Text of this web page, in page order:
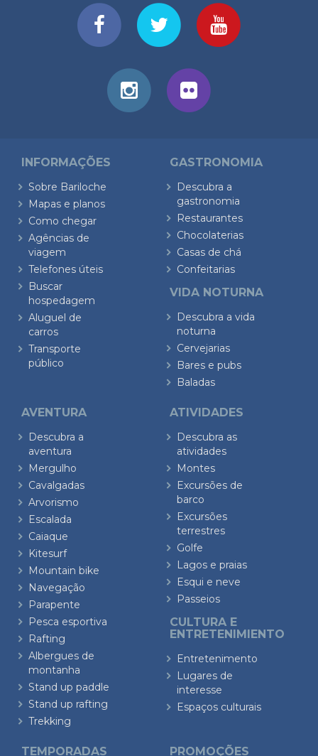
INFORMAÇÕES
Sobre Bariloche
Mapas e planos
Como chegar
Agências de
viagem
Telefones úteis
Buscar
hospedagem
Aluguel de
carros
Transporte
público
GASTRONOMIA
Descubra a
gastronomia
Restaurantes
Chocolaterias
Casas de chá
Confeitarias
VIDA NOTURNA
Descubra a vida
noturna
Cervejarias
Bares e pubs
Baladas
AVENTURA
Descubra a
aventura
Mergulho
Cavalgadas
Arvorismo
Escalada
Caiaque
Kitesurf
Mountain bike
Navegação
Parapente
Pesca esportiva
Rafting
Albergues de
montanha
Stand up paddle
Stand up rafting
Trekking
ATIVIDADES
Descubra as
atividades
Montes
Excursões de
barco
Excursões
terrestres
Golfe
Lagos e praias
Esqui e neve
Passeios
CULTURA E
ENTRETENIMIENTO
Entretenimento
Lugares de
interesse
Espaços culturais
TEMPORADAS PROMOÇÕES